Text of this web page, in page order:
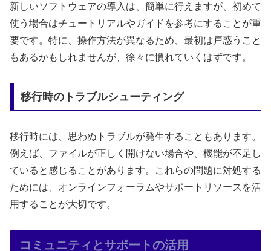
新しいソフトウェアの導入は、簡単に行えますが、初めて
使う場合はチュートリアルやガイドを参考にすることが重
要です。特に、操作方法が異なるため、最初は戸惑うこと
もあるかもしれませんが、徐々に慣れていくはずです。
移行時のトラブルシューティング
移行時には、思わぬトラブルが発生することもあります。
例えば、ファイルが正しく開けない場合や、機能が不足し
ていると感じることがあります。これらの問題に対処する
ためには、オンラインフォーラムやサポートリソースを活
用することが大切です。
コミュニティとサポートの活用